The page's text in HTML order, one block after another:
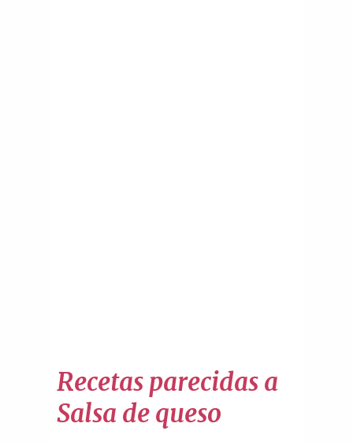
Recetas parecidas a
Salsa de queso